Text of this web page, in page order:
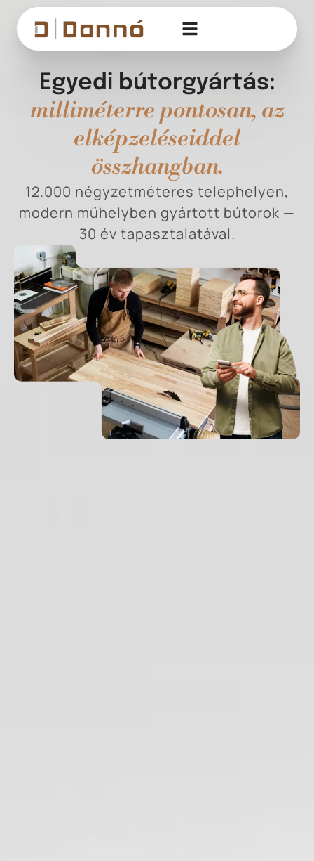
Egyedi bútorgyártás:
milliméterre pontosan, az
elképzeléseiddel
összhangban.
12.000 négyzetméteres telephelyen,
modern műhelyben gyártott bútorok —
30 év tapasztalatával.